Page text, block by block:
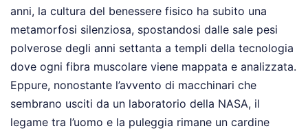
anni, la cultura del benessere fisico ha subito una
metamorfosi silenziosa, spostandosi dalle sale pesi
polverose degli anni settanta a templi della tecnologia
dove ogni fibra muscolare viene mappata e analizzata.
Eppure, nonostante l’avvento di macchinari che
sembrano usciti da un laboratorio della NASA, il
legame tra l’uomo e la puleggia rimane un cardine